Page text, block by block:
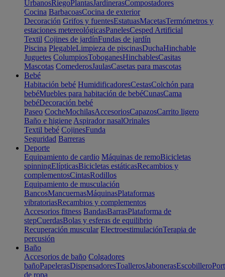
UrbanosRiegoPlantasJardinerasCompostadores
Cocina BarbacoasCocina de exterior
Decoración Grifos y fuentesEstatuasMacetasTermómetros y
estaciones metereológicasPanelesCesped Artificial
Textil Cojines de jardínFundas de jardín
Piscina PlegableLimpieza de piscinasDuchaHinchable
Juguetes ColumpiosToboganesHinchablesCasitas
Mascotas ComederosJaulasCasetas para mascotas
Bebé
Habitación bebé HumidificadoresCestasColchón para
bebéMuebles para habitación de bebéCunasCama
bebéDecoración bebé
Paseo CocheMochilasAccesoriosCapazosCarrito ligero
Baño e higiene Aspirador nasalOrinales
Textil bebé CojinesFunda
Seguridad Barreras
Deporte
Equipamiento de cardio Máquinas de remoBicicletas
spinningElípticasBicicletas estáticasRecambios y
complementosCintasRodillos
Equipamiento de musculación
BancosMancuernasMáquinasPlataformas
vibratoriasRecambios y complementos
Accesorios fitness BandasBarrasPlataforma de
stepCuerdasBolas y esferas de equilibrio
Recuperación muscular ElectroestimulaciónTerapia de
percusión
Baño
Accesorios de baño Colgadores
bañoPapelerasDispensadoresToallerosJabonerasEscobillero
de ropa